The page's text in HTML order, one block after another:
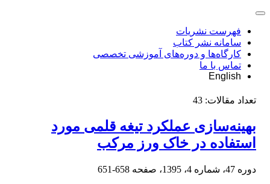
فهرست نشریات
سامانه نشر کتاب
کارگاه‌ها و دوره‌های آموزشی تخصصی
تماس با ما
English
تعداد مقالات: 43
بهینه‌سازی عملکرد تیغه قلمی مورد
استفاده در خاک ورز مرکب
دوره 47، شماره 4، 1395، صفحه 658-651